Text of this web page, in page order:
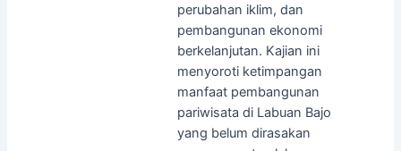
perubahan iklim, dan
pembangunan ekonomi
berkelanjutan. Kajian ini
menyoroti ketimpangan
manfaat pembangunan
pariwisata di Labuan Bajo
yang belum dirasakan